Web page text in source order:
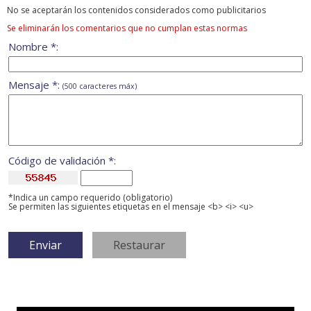
No se aceptarán los contenidos considerados como publicitarios
Se eliminarán los comentarios que no cumplan estas normas
Nombre *:
Mensaje *: (500 caracteres máx)
Código de validación *:
*Indica un campo requerido (obligatorio)
Se permiten las siguientes etiquetas en el mensaje <b> <i> <u>